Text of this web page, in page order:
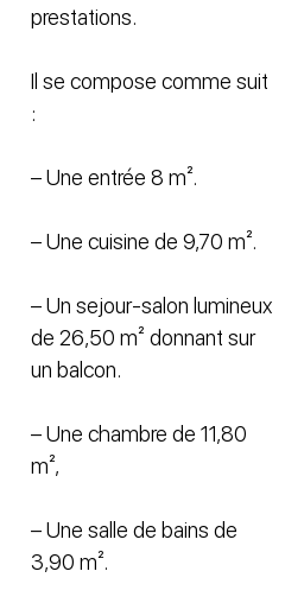
prestations.
Il se compose comme suit
:
– Une entrée 8 m².
– Une cuisine de 9,70 m².
– Un sejour-salon lumineux
de 26,50 m² donnant sur
un balcon.
– Une chambre de 11,80
m²,
– Une salle de bains de
3,90 m².